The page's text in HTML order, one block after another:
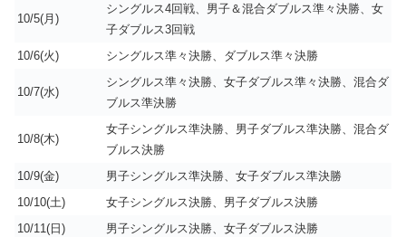
10/5(月)
シングルス4回戦、男子＆混合ダブルス準々決勝、女
子ダブルス3回戦
10/6(火)
シングルス準々決勝、ダブルス準々決勝
10/7(水)
シングルス準々決勝、女子ダブルス準々決勝、混合ダ
ブルス準決勝
10/8(木)
女子シングルス準決勝、男子ダブルス準決勝、混合ダ
ブルス決勝
10/9(金)
男子シングルス準決勝、女子ダブルス準決勝
10/10(土)
女子シングルス決勝、男子ダブルス決勝
10/11(日)
男子シングルス決勝、女子ダブルス決勝